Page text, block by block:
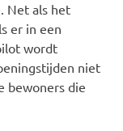
Net als het
er in een
wordt
niet
bewoners die